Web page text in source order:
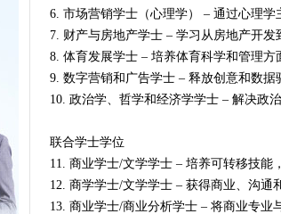
6. 市场营销学士（心理学） – 通过心理学
7. 财产与房地产学士 – 学习从房地产开发
8. 体育发展学士 – 培养体育科学和管理方
9. 数字营销和广告学士 – 释放创意和数据
10. 政治学、哲学和经济学学士 – 解决政
联合学士学位
11. 商业学士/文学学士 – 培养可转移技能
12. 商学学士/文学学士 – 获得商业、沟通
13. 商业学士/商业分析学士 – 将商业专业